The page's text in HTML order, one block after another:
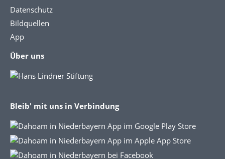
Datenschutz
Bildquellen
App
Über uns
Bleib' mit uns in Verbindung